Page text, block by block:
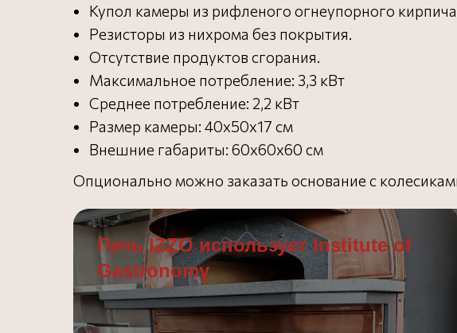
Купол камеры из рифленого огнеупорного
Резисторы из нихрома без покрытия.
Отсутствие продуктов сгорания.
Максимальное потребление: 3,3 кВт
Среднее потребление: 2,2 кВт
Размер камеры: 40х50х17 см
Внешние габариты: 60х60х60 см
Опционально можно заказать основание с
Печь IZZO использует Institute of
Gastronomy